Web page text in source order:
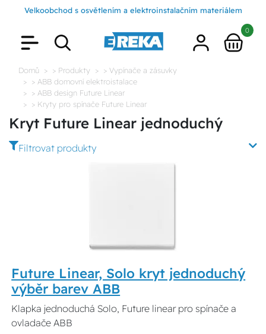
Velkoobchod s osvětlením a elektroinstalačním materiálem
0
Domů > Produkty
> Vypínače a zásuvky
> ABB domovní elektroistalace
> ABB design Future Linear
> Kryty pro spínače Future Linear
Kryt Future Linear jednoduchý
Filtrovat produkty
Future Linear, Solo kryt jednoduchý
výběr barev ABB
Klapka jednoduchá Solo, Future linear pro spínače a
ovladače ABB